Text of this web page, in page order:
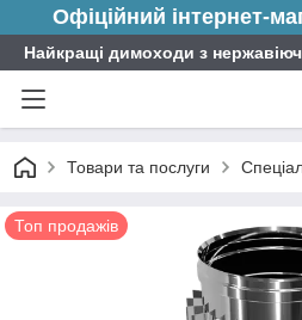
Офіційний інтернет-
Найкращі димоходи з
Товари та послуги
Топ продажів